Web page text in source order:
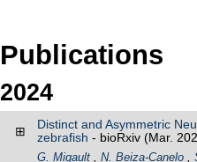
Publications
2024
⊞
Distinct and Asymmetric
zebrafish - bioRxiv (Mar.
G. Migault N. Beiza-Canelo